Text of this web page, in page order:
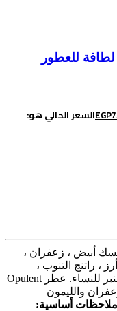
– 100 مل من لطافة للعطور
EGPالسعر الحالي هو:
أبيض ، زعفران ،
، راتنج التنوب ،
عطر مسك من لطافة هو عطر عنبر للنساء. عطر Opulent
والليمون
ملاحظات أساسية: